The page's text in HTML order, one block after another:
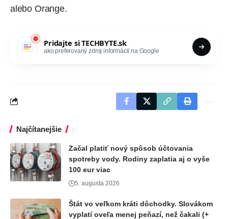
alebo Orange.
Pridajte siTECHBYTE.sk
ako preferovaný zdroj informácií na Google
Najčítanejšie
Začal platiť nový spôsob účtovania
spotreby vody. Rodiny zaplatia aj o vyše
100 eur viac
5. augusta 2026
Štát vo veľkom kráti dôchodky. Slovákom
vyplatí oveľa menej peňazí, než čakali (+